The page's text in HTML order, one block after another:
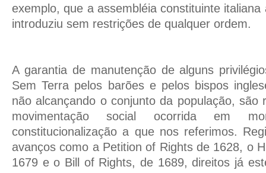
exemplo, que a assembléia constituinte
introduziu sem restrições de qualquer ordem.
A garantia de manutenção de alguns
Sem Terra pelos barões e pelos bispos
não alcançando o conjunto da população, são
movimentação social ocorrida em
constitucionalização a que nos referimos.
avanços como a Petition of Rights de 1628, o
1679 e o Bill of Rights, de 1689, direitos já